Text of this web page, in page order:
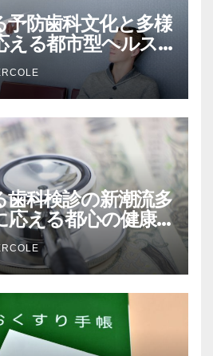
予防歯科文化と多様
える都市型ヘルス
歯科検診の新潮流多
応える都心の健康